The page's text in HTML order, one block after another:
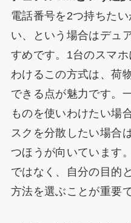
電話番号を2つ持ちた
い、という場合はデュ
すめです。1台のスマ
わけるこの方式は、荷
できる点が魅力です。
ものを使いわけたい場
スクを分散したい場合
つほうが向いています
ではなく、自分の目的
方法を選ぶことが重要で